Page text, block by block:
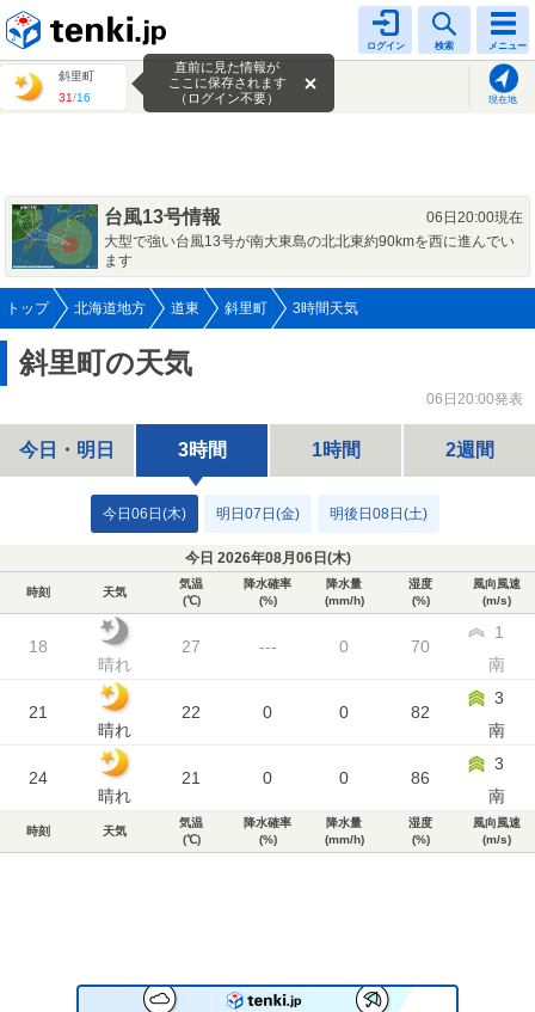
ログイン 検索 メニュー
斜里町
31/16 現在地
直前に見た情報が
ここに保存されます
（ログイン不要）
台風13号情報
06日20:00現在
大型で強い台風13号が南大東島の北北東約90kmを西に進んでい
ます
トップ 北海道地方 道東 斜里町 3時間天気
斜里町の天気
06日20:00発表
今日・明日 3時間 1時間 2週間
今日06日(木) 明日07日(金) 明後日08日(土)
今日 2026年08月06日(木)
時刻 天気
気温
(℃)
降水確率
(%)
降水量
(mm/h)
湿度
(%)
風向風速
(m/s)
18
晴れ
27 --- 0 70
1
南
21
晴れ
22 0 0 82
3
南
24
晴れ
21 0 0 86
3
南
時刻 天気
気温
(℃)
降水確率
(%)
降水量
(mm/h)
湿度
(%)
風向風速
(m/s)